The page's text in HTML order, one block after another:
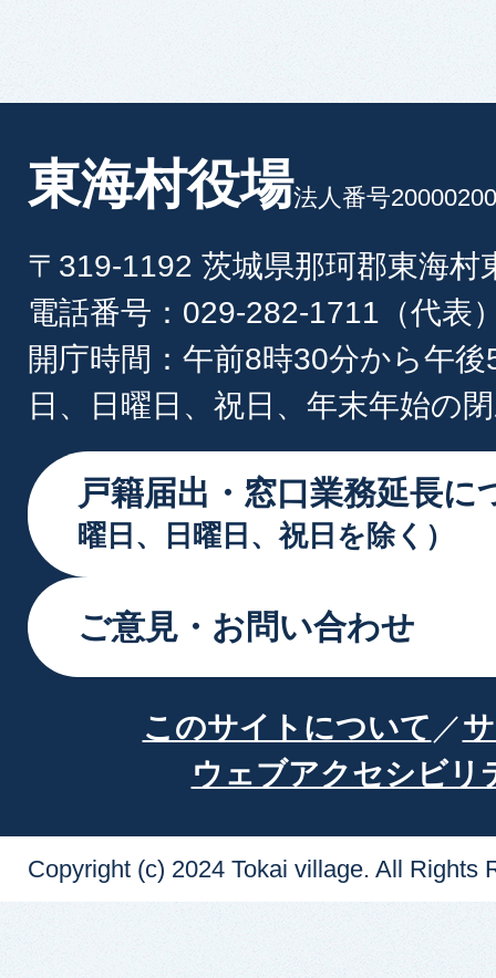
東海村役場法人番号
〒319-1192 茨城県那珂郡東海村
電話番号：029-282-1711（代表
開庁時間：午前8時30分から午
日、日曜日、祝日、年末年始の
戸籍届出・窓口業務延長に
曜日、日曜日、祝日を除く）
ご意見・お問い合わせ
このサイトについて
ウェブアクセシビリ
Copyright (c) 2024 Tokai village. All Rights